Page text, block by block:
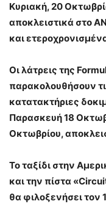
Κυριακή, 20
αποκλειστικά στο
και
Οι λάτρεις της
παρακολουθήσουν
κατατακτήριες
Παρασκευή18
Οκτωβρίου,
Το ταξίδι στην
και την πίστα «
θα φιλοξενήσει τον